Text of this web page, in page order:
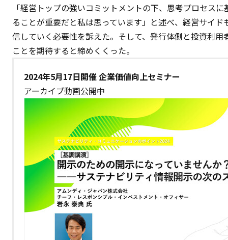
「経営トップの強いコミットメントの下、思考プロセス
ることが重要だと私は思っています」と述べ、経営サイ
信していく必要性を訴えた。そして、発行体側と投資利
ことを期待すると締めくくった。
2024年5月17日開催 企業価値向上セミナー
アーカイブ動画公開中